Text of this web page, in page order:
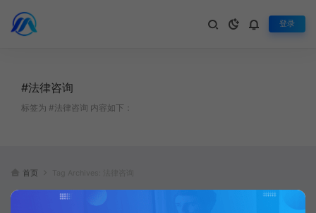
登录
#法律咨询
标签为 #法律咨询 内容如下：
首页